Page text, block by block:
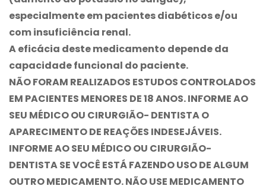
especialmente em pacientes diabéticos e/ou
com insuficiência renal.
A eficácia deste medicamento depende da
capacidade funcional do paciente.
NÃO FORAM REALIZADOS ESTUDOS CONTROLADOS
EM PACIENTES MENORES DE 18 ANOS. INFORME AO
SEU MÉDICO OU CIRURGIÃO- DENTISTA O
APARECIMENTO DE REAÇÕES INDESEJÁVEIS.
INFORME AO SEU MÉDICO OU CIRURGIÃO-
DENTISTA SE VOCÊ ESTÁ FAZENDO USO DE ALGUM
OUTRO MEDICAMENTO. NÃO USE MEDICAMENTO